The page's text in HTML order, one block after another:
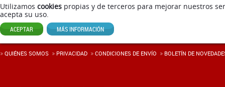
Utilizamos cookies propias y de terceros para mejorar nuestros
acepta su uso.
ACEPTAR MÁS INFORMACIÓN
QUIÉNES SOMOS PRIVACIDAD CONDICIONES DE ENVÍ­O BOLETÍN DE